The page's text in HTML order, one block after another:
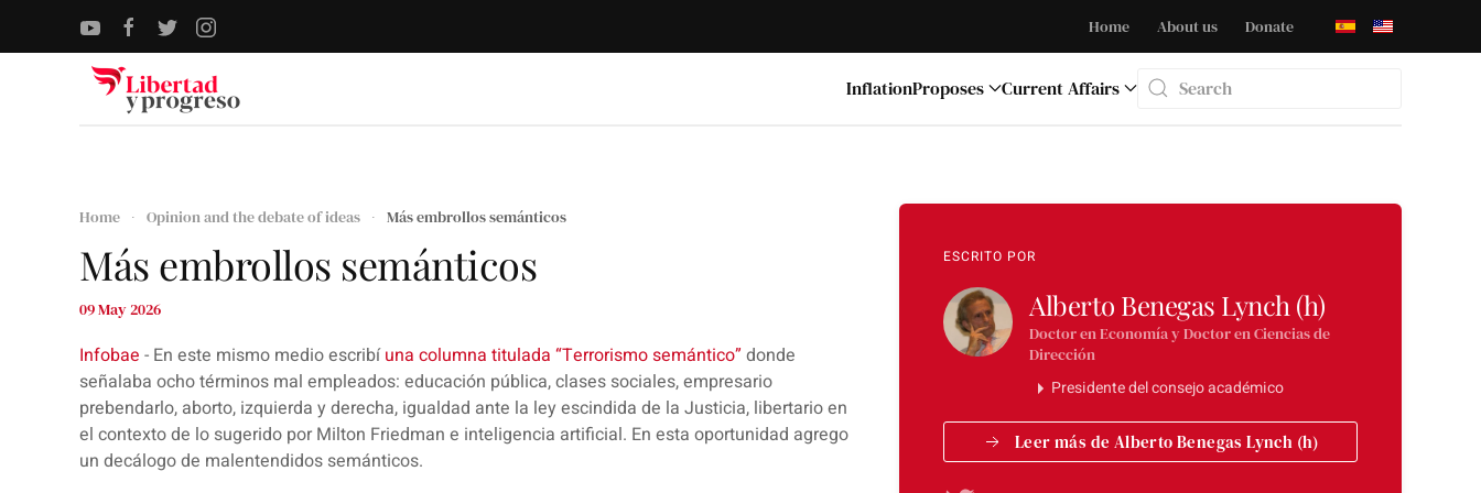
Skip to main content
Home About us Donate
InflationProposes
Current Affairs
Home Opinion and the debate of ideas Más embrollos semánticos
Más embrollos semánticos
09 May 2026
Infobae - En este mismo medio escribíuna columna titulada “Terrorismo semántico” donde
señalaba ocho términos mal empleados: educación pública, clases sociales, empresario
prebendarlo, aborto, izquierda y derecha, igualdad ante la ley escindida de la Justicia, libertario en
el contexto de lo sugerido por Milton Friedman e inteligencia artificial. En esta oportunidad agrego
un decálogo de malentendidos semánticos.
ESCRITO POR
Alberto Benegas Lynch (h)
Doctor en Economía y Doctor en Ciencias de
Dirección
Presidente del consejo académico
Leer más de Alberto Benegas Lynch (h)